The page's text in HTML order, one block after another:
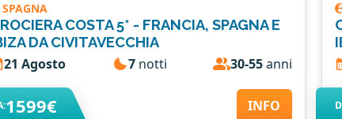
SPAGNA
COSTA 5* - FRANCIA, SPAGNA E
DA CIVITAVECCHIA
21 Agosto 7notti 30-55anni
1599€ INFO